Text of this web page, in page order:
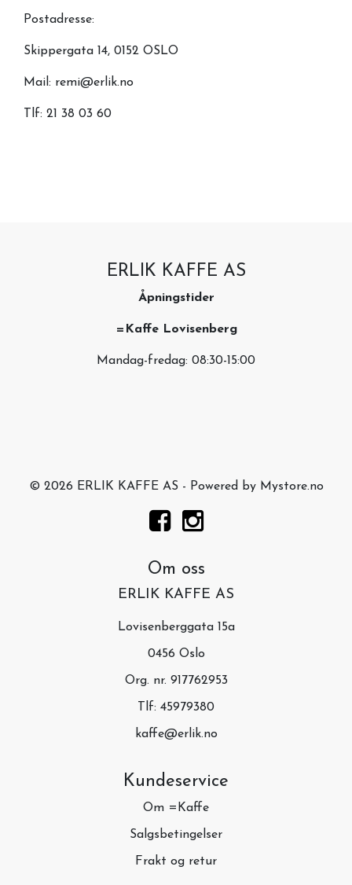
Postadresse:
Skippergata 14, 0152 OSLO
Mail: remi@erlik.no
Tlf: 21 38 03 60
ERLIK KAFFE AS
Åpningstider
=Kaffe Lovisenberg
Mandag-fredag: 08:30-15:00
© 2026 ERLIK KAFFE AS - Powered by Mystore.no
Om oss
ERLIK KAFFE AS
Lovisenberggata 15a
0456 Oslo
Org. nr. 917762953
Tlf: 45979380
kaffe@erlik.no
Kundeservice
Om =Kaffe
Salgsbetingelser
Frakt og retur